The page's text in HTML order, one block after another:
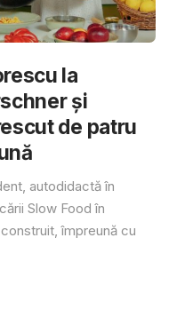
la
și
de patru
autodidactă în
Slow Food în
împreună cu